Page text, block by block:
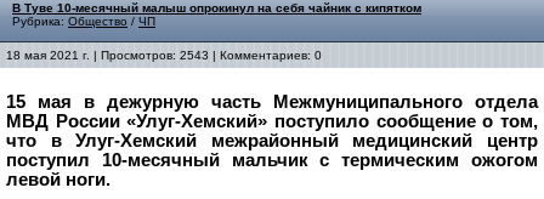
В Туве 10-месячный малыш опрокинул на себя чайник с кипятком
Рубрика: Общество / ЧП
18 мая 2021 г. | Просмотров: 2543 | Комментариев: 0
15 мая в дежурную часть Межмуниципального отдела
МВД России «Улуг-Хемский» поступило сообщение о том,
что в Улуг-Хемский межрайонный медицинский центр
поступил 10-месячный мальчик с термическим ожогом
левой ноги.